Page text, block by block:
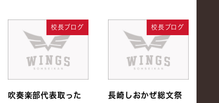
校長ブログ
吹奏楽部代表取った
校長ブログ
長崎しおかぜ総文祭